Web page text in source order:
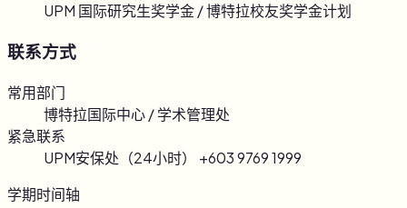
UPM 国际研究生奖学金 / 博特拉校友奖学金计划
联系方式
常用部门
博特拉国际中心 / 学术管理处
紧急联系
UPM安保处（24小时） +603 9769 1999
学期时间轴